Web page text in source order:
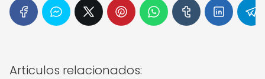
Articulos relacionados: